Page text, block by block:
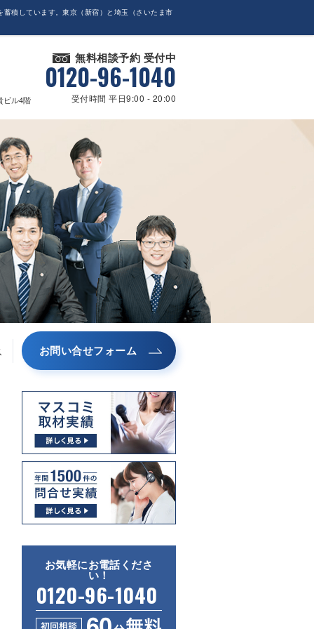
積しています。東京（新宿）と埼玉（さいたま市
ビル4階
無料相談予約 受付中
0120-96-1040
受付時間 平日9:00 - 20:00
お問い合せフォーム
お気軽にお電話くださ
い！
0120-96-1040